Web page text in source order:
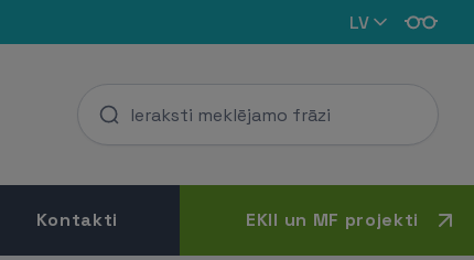
LV
Kontakti EKII un MF projekti